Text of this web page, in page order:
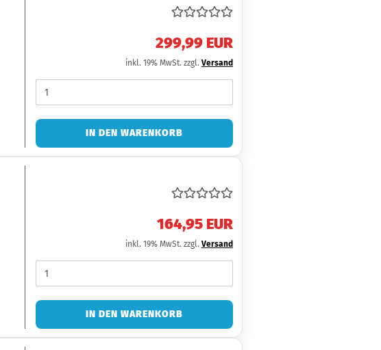
299,99 EUR
inkl. 19% MwSt. zzgl. Versand
IN DEN WARENKORB
164,95 EUR
inkl. 19% MwSt. zzgl. Versand
IN DEN WARENKORB